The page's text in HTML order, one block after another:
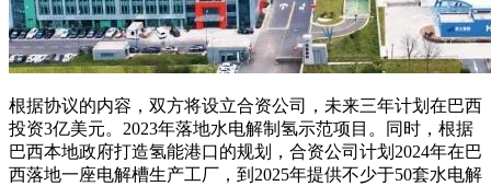
根据协议的内容，双方将设立合资公司，未来三年计划在巴西
投资3亿美元。2023年落地水电解制氢示范项目。同时，根据
巴西本地政府打造氢能港口的规划，合资公司计划2024年在巴
西落地一座电解槽生产工厂，到2025年提供不少于50套水电解